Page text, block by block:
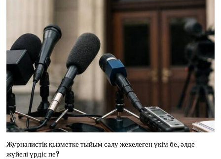
Журналистік қызметке тыйым салу жекелеген үкім бе, әлде
жүйелі үрдіс пе?